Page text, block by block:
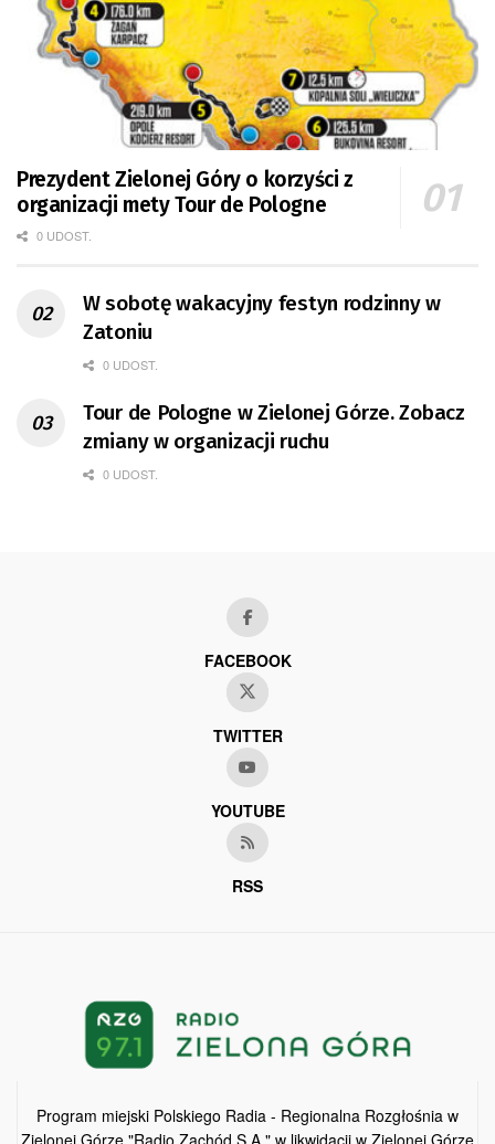
Prezydent Zielonej Góry o korzyści z
organizacji mety Tour de Pologne
0 UDOST.
W sobotę wakacyjny festyn rodzinny w
Zatoniu
0 UDOST.
Tour de Pologne w Zielonej Górze. Zobacz
zmiany w organizacji ruchu
0 UDOST.
FACEBOOK
TWITTER
YOUTUBE
RSS
Program miejski Polskiego Radia - Regionalna Rozgłośnia w
Zielonej Górze "Radio Zachód S.A." w likwidacji w Zielonej Górze